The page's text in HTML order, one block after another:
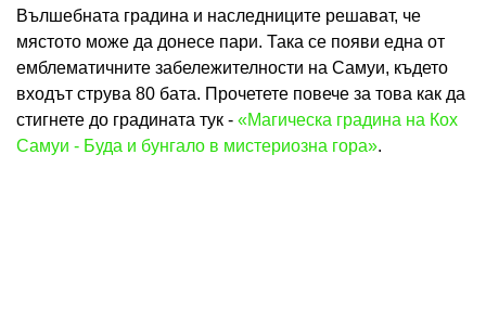
Вълшебната градина и наследниците решават, че
мястото може да донесе пари. Така се появи една от
емблематичните забележителности на Самуи, където
входът струва 80 бата. Прочетете повече за това как да
стигнете до градината тук - «Магическа градина на Кох
Самуи - Буда и бунгало в мистериозна гора».